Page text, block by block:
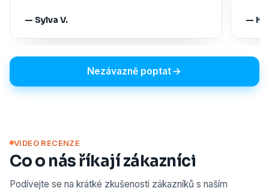
— Sylva V. —
Nezávazně poptat
VIDEO RECENZE
Co o nás říkají zákazníci
Podívejte se na krátké zkušenosti zákazníků s naším